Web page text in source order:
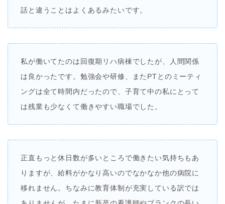
話と違うことはよくあるみたいです。
私が働いてたのは回復期リハ病棟でしたが、人間関係
は良かったです。勉強会や研修、またPTとのミーティ
ングは全て時間内だったので、子育て中の私にとって
は残業も少なくて働きやすい職場でした。
正直もっと休日数が多いところで働きたい気持ちもあ
りますが、給料がかなり高いのでなかなか他の病院に
移れません。ちなみに教育体制が充実している訳では